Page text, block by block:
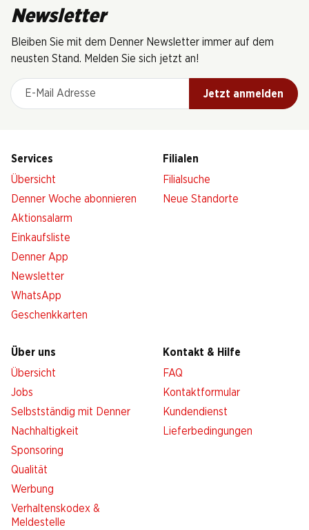
Newsletter
Bleiben Sie mit dem Denner Newsletter immer auf dem
neusten Stand. Melden Sie sich jetzt an!
E-Mail Adresse
Jetzt anmelden
Services
Übersicht
Denner Woche abonnieren
Aktionsalarm
Einkaufsliste
Denner App
Newsletter
WhatsApp
Geschenkkarten
Filialen
Filialsuche
Neue Standorte
Über uns
Übersicht
Jobs
Selbstständig mit Denner
Nachhaltigkeit
Sponsoring
Qualität
Werbung
Verhaltenskodex &
Meldestelle
Kontakt & Hilfe
FAQ
Kontaktformular
Kundendienst
Lieferbedingungen